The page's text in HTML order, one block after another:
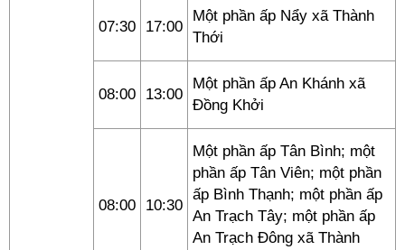
07:30 17:00
Một phần ấp Nẩy xã Thành
Thới
08:00 13:00
Một phần ấp An Khánh xã
Đồng Khởi
08:00 10:30
Một phần ấp Tân Bình; một
phần ấp Tân Viên; một phần
ấp Bình Thạnh; một phần ấp
An Trạch Tây; một phần ấp
An Trạch Đông xã Thành